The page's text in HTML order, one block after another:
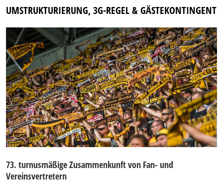
UMSTRUKTURIERUNG, 3G-REGEL & GÄSTEKONTINGENT
73. turnusmäßige Zusammenkunft von Fan- und
Vereinsvertretern